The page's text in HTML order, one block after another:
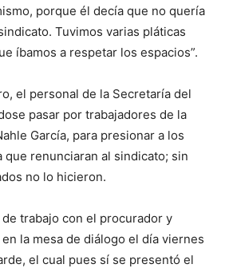
porque él decía que no quería
Tuvimos varias pláticas
íbamos a respetar los espacios”.
el personal de la Secretaría del
pasar por trabajadores de la
García, para presionar a los
que renunciaran al sindicato; sin
no lo hicieron.
trabajo con el procurador y
la mesa de diálogo el día viernes
el cual pues sí se presentó el